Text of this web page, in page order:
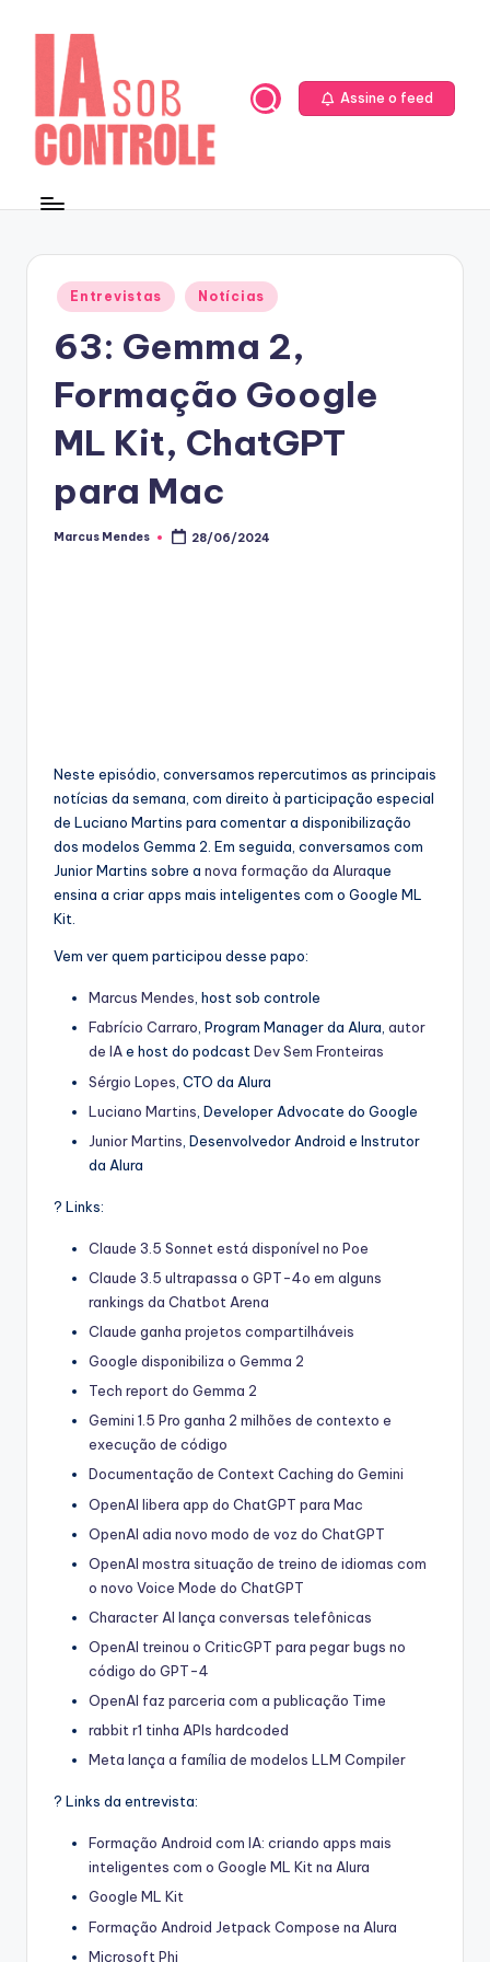
Assine o feed
Posted
in
Entrevistas Notícias
63: Gemma 2,
Formação Google
ML Kit, ChatGPT
para Mac
Posted
Marcus Mendes 28/06/2024
Neste episódio, conversamos repercutimos as principais
notícias da semana, com direito à participação especial
de Luciano Martins para comentar a disponibilização
dos modelos Gemma 2. Em seguida, conversamos com
Junior Martins sobre a nova formação da Aluraque
ensina a criar apps mais inteligentes com o Google ML
Kit.
Vem ver quem participou desse papo:
Marcus Mendes, host sob controle
Fabrício Carraro, Program Manager da Alura, autor
de IAe host do podcastDev Sem Fronteiras
Sérgio Lopes , CTO da Alura
Luciano Martins , Developer Advocate do Google
Junior Martins , Desenvolvedor Android e Instrutor
da Alura
? Links:
Claude 3.5 Sonnet está disponível no Poe
Claude 3.5 ultrapassa o GPT-4o em alguns
rankings da Chatbot Arena
Claude ganha projetos compartilháveis
Google disponibiliza o Gemma 2
Tech report do Gemma 2
Gemini 1.5 Pro ganha 2 milhões de contexto e
execução de código
Documentação de Context Caching do Gemini
OpenAI libera app do ChatGPT para Mac
OpenAI adia novo modo de voz do ChatGPT
OpenAI mostra situação de treino de idiomas com
o novo Voice Mode do ChatGPT
Character AI lança conversas telefônicas
OpenAI treinou o CriticGPT para pegar bugs no
código do GPT-4
OpenAI faz parceria com a publicação Time
rabbit r1 tinha APIs hardcoded
Meta lança a família de modelos LLM Compiler
? Links da entrevista:
Formação Android com IA: criando apps mais
inteligentes com o Google ML Kit na Alura
Google ML Kit
Formação Android Jetpack Compose na Alura
Microsoft Phi